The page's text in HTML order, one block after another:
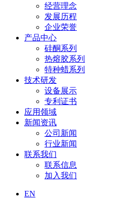
经营理念
发展历程
企业荣誉
产品中心
硅酮系列
热熔胶系列
特种蜡系列
技术研发
设备展示
专利证书
应用领域
新闻资讯
公司新闻
行业新闻
联系我们
联系信息
加入我们
EN